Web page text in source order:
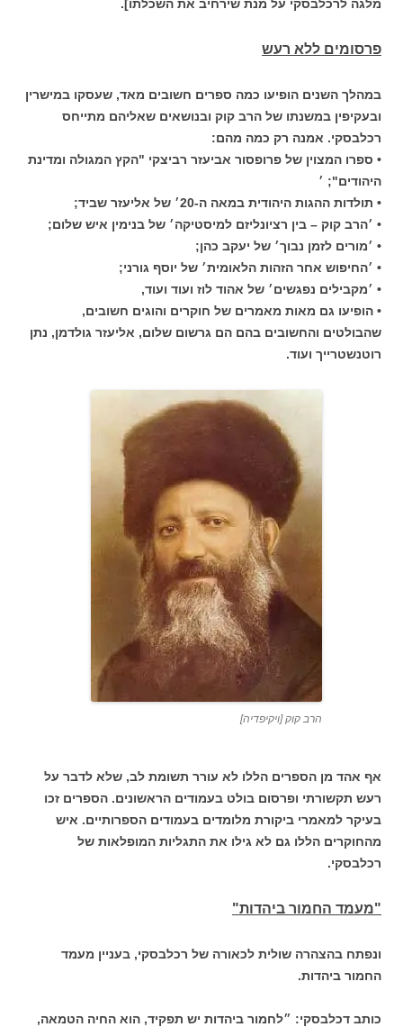
מלגה לרכלבסקי על מנת שירחיב את השכלתו].
פרסומים ללא רעש
במהלך השנים הופיעו כמה ספרים חשובים מאד, שעסקו במישרין
ובעקיפין במשנתו של הרב קוק ובנושאים שאליהם מתייחס
רכלבסקי. אמנה רק כמה מהם:
• ספרו המצוין של פרופסור אביעזר רביצקי "הקץ המגולה ומדינת
היהודים"; ׳
• תולדות ההגות היהודית במאה ה-20׳ של אליעזר שביד;
• ׳הרב קוק – בין רציונליזם למיסטיקה׳ של בנימין איש שלום;
• ׳מורים לזמן נבוך׳ של יעקב כהן;
• ׳החיפוש אחר הזהות הלאומית׳ של יוסף גורני;
• ׳מקבילים נפגשים׳ של אהוד לוז ועוד ועוד,
• הופיעו גם מאות מאמרים של חוקרים והוגים חשובים,
שהבולטים והחשובים בהם הם גרשום שלום, אליעזר גולדמן, נתן
רוטנשטרייך ועוד.
הרב קוק [ויקיפדיה]
אף אהד מן הספרים הללו לא עורר תשומת לב, שלא לדבר על
רעש תקשורתי ופרסום בולט בעמודים הראשונים. הספרים זכו
בעיקר למאמרי ביקורת מלומדים בעמודים הספרותיים. איש
מהחוקרים הללו גם לא גילו את התגליות המופלאות של
רכלבסקי.
"מעמד החמור ביהדות"
ונפתח בהצהרה שולית לכאורה של רכלבסקי, בעניין מעמד
החמור ביהדות.
כותב דכלבסקי: ״לחמור ביהדות יש תפקיד, הוא החיה הטמאה,